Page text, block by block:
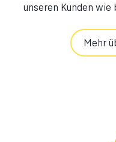
unseren Kunden
Mehr